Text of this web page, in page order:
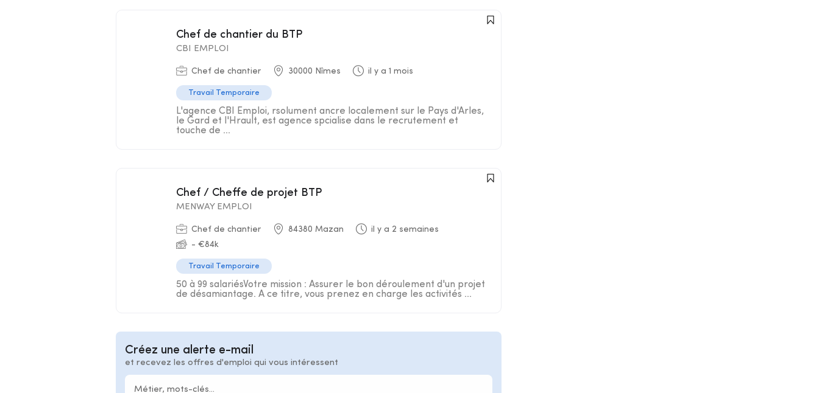
Chef de chantier du BTP
CBI EMPLOI
Chef de chantier 30000 Nîmes il y a 1 mois
Travail Temporaire
L'agence CBI Emploi, rsolument ancre localement sur le Pays d'Arles,
le Gard et l'Hrault, est agence spcialise dans le recrutement et
touche de ...
Chef / Cheffe de projet BTP
MENWAY EMPLOI
Chef de chantier 84380 Mazan
il y a 2 semaines
- €84k
Travail Temporaire
50 à 99 salariésVotre mission : Assurer le bon déroulement d'un projet
de désamiantage. A ce titre, vous prenez en charge les activités ...
Créez une alerte e-mail
et recevez les offres d'emploi qui vous intéressent